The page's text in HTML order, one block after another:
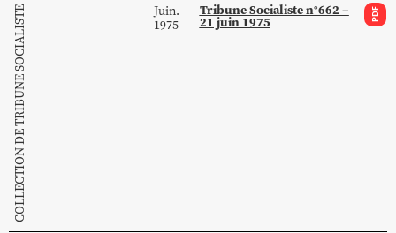
COLLECTION DE TRIBUNE SOCIALISTE
Juin.
1975
Tribune Socialiste n°662 –
21 juin 1975 PDF